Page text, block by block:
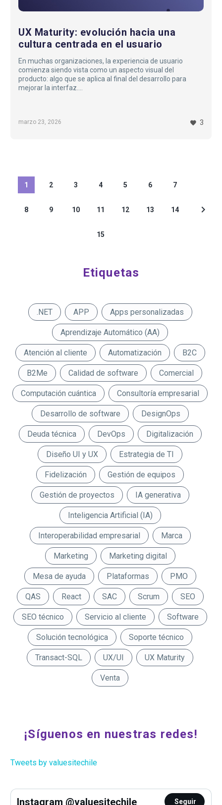
marzo 23, 2026
UX Maturity: evolución hacia una
cultura centrada en el usuario
En muchas organizaciones, la experiencia de usuario
comienza siendo vista como un aspecto visual del
producto: algo que se aplica al final del desarrollo para
mejorar la interfaz.
eficiencia de los procesos y en la adopción por parte de los 3
1 2 3 4 5 6 7
8 9 10 11 12 13 14
15
Etiquetas
.NET APP Apps personalizadas
Aprendizaje Automático (AA)
Atención al cliente Automatización B2C
B2Me Calidad de software Comercial
Computación cuántica Consultoría empresarial
Desarrollo de software DesignOps
Deuda técnica DevOps Digitalización
Diseño UI y UX Estrategia de TI
Fidelización Gestión de equipos
Gestión de proyectos IA generativa
Inteligencia Artificial (IA)
Interoperabilidad empresarial Marca
Marketing Marketing digital
Mesa de ayuda Plataformas PMO
QAS React SAC Scrum SEO
SEO técnico Servicio al cliente Software
Solución tecnológica Soporte técnico
Transact-SQL UX/UI UX Maturity
Venta
¡Síguenos en nuestras redes!
Tweets by valuesitechile
Instagram @valuesitechile Seguir